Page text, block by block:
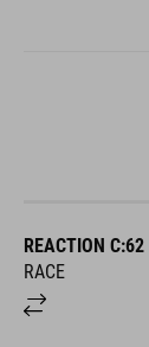
REACTION C:62
RACE